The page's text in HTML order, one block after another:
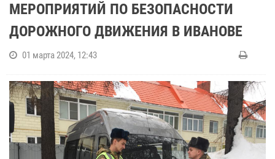
МЕРОПРИЯТИЙ ПО БЕЗОПАСНОСТИ
ДОРОЖНОГО ДВИЖЕНИЯ В ИВАНОВЕ
01 марта 2024, 12:43